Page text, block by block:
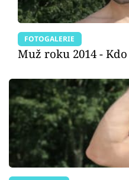
FOTOGALERIE
Muž roku 2014 -